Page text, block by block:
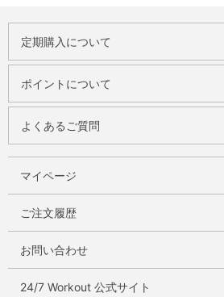
定期購入について
ポイントについて
よくあるご質問
マイページ
ご注文履歴
お問い合わせ
24/7 Workout 公式サイト